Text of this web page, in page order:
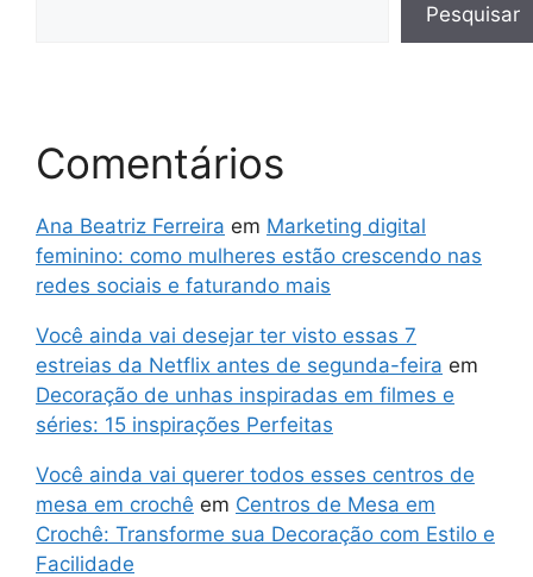
Pesquisar
Comentários
Ana Beatriz Ferreira em Marketing digital
feminino: como mulheres estão crescendo nas
redes sociais e faturando mais
Você ainda vai desejar ter visto essas 7
estreias da Netflix antes de segunda-feira em
Decoração de unhas inspiradas em filmes e
séries: 15 inspirações Perfeitas
Você ainda vai querer todos esses centros de
mesa em crochê em Centros de Mesa em
Crochê: Transforme sua Decoração com Estilo e
Facilidade